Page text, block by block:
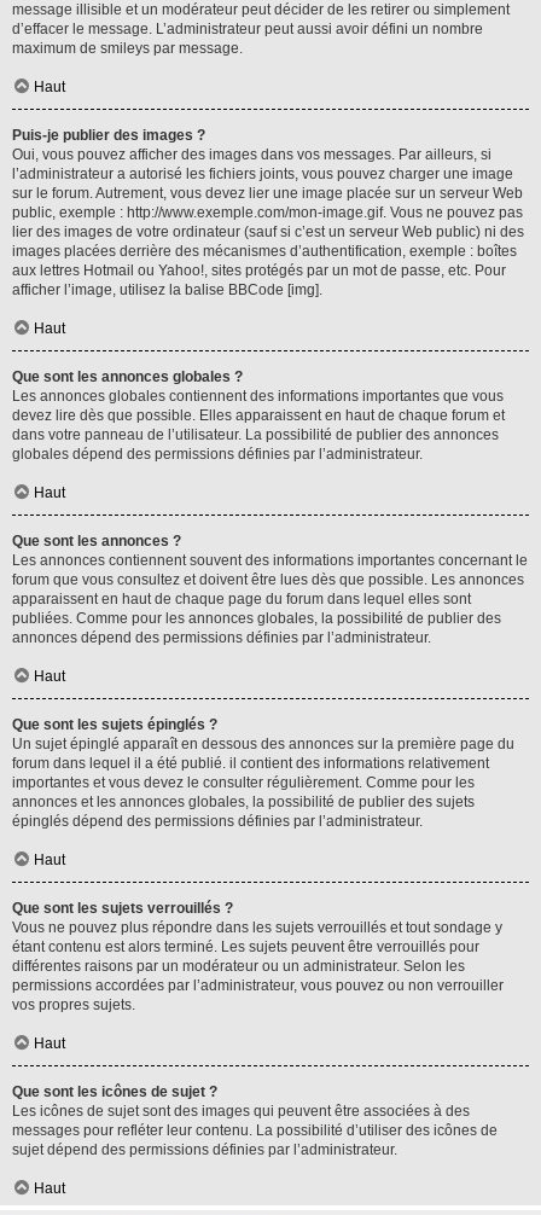
message illisible et un modérateur peut décider de les retirer ou simplement
d’effacer le message. L’administrateur peut aussi avoir défini un nombre
maximum de smileys par message.
Haut
Puis-je publier des images ?
Oui, vous pouvez afficher des images dans vos messages. Par ailleurs, si
l’administrateur a autorisé les fichiers joints, vous pouvez charger une image
sur le forum. Autrement, vous devez lier une image placée sur un serveur Web
public, exemple : http://www.exemple.com/mon-image.gif. Vous ne pouvez pas
lier des images de votre ordinateur (sauf si c’est un serveur Web public) ni des
images placées derrière des mécanismes d’authentification, exemple : boîtes
aux lettres Hotmail ou Yahoo!, sites protégés par un mot de passe, etc. Pour
afficher l’image, utilisez la balise BBCode [img].
Haut
Que sont les annonces globales ?
Les annonces globales contiennent des informations importantes que vous
devez lire dès que possible. Elles apparaissent en haut de chaque forum et
dans votre panneau de l’utilisateur. La possibilité de publier des annonces
globales dépend des permissions définies par l’administrateur.
Haut
Que sont les annonces ?
Les annonces contiennent souvent des informations importantes concernant le
forum que vous consultez et doivent être lues dès que possible. Les annonces
apparaissent en haut de chaque page du forum dans lequel elles sont
publiées. Comme pour les annonces globales, la possibilité de publier des
annonces dépend des permissions définies par l’administrateur.
Haut
Que sont les sujets épinglés ?
Un sujet épinglé apparaît en dessous des annonces sur la première page du
forum dans lequel il a été publié. il contient des informations relativement
importantes et vous devez le consulter régulièrement. Comme pour les
annonces et les annonces globales, la possibilité de publier des sujets
épinglés dépend des permissions définies par l’administrateur.
Haut
Que sont les sujets verrouillés ?
Vous ne pouvez plus répondre dans les sujets verrouillés et tout sondage y
étant contenu est alors terminé. Les sujets peuvent être verrouillés pour
différentes raisons par un modérateur ou un administrateur. Selon les
permissions accordées par l’administrateur, vous pouvez ou non verrouiller
vos propres sujets.
Haut
Que sont les icônes de sujet ?
Les icônes de sujet sont des images qui peuvent être associées à des
messages pour refléter leur contenu. La possibilité d’utiliser des icônes de
sujet dépend des permissions définies par l’administrateur.
Haut